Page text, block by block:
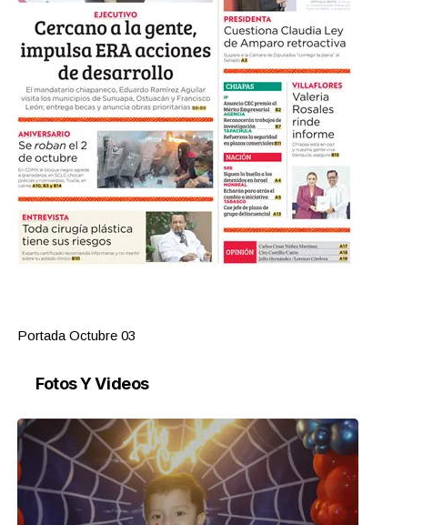
Portada Octubre 03
Fotos Y Videos